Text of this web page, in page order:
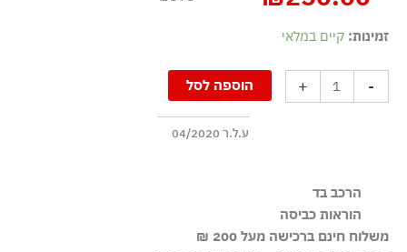
זמינות: קיים במלאי
-
כמות
גב
כחול/אפור
+ הוספה לסל
ע.ל.ר 04/2020
הרכב בד
100% פוליאסטר
הוראות כביסה
אסור בשטיפה
משלוח חינם ברכישה מעל 200 ₪